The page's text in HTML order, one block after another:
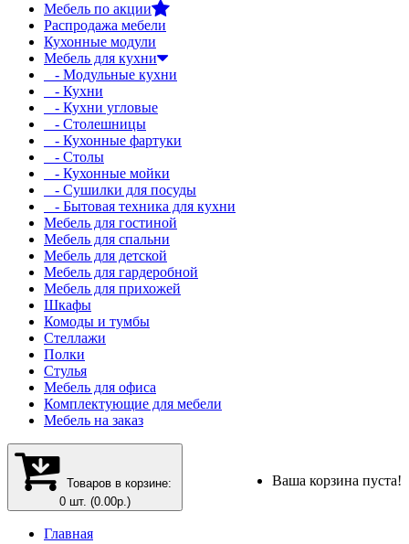
Мебель по акции
Распродажа мебели
Кухонные модули
Мебель для кухни
- Модульные кухни
- Кухни
- Кухни угловые
- Столешницы
- Кухонные фартуки
- Столы
- Кухонные мойки
- Сушилки для посуды
- Бытовая техника для кухни
Мебель для гостиной
Мебель для спальни
Мебель для детской
Мебель для гардеробной
Мебель для прихожей
Шкафы
Комоды и тумбы
Стеллажи
Полки
Стулья
Мебель для офиса
Комплектующие для мебели
Мебель на заказ
Товаров в корзине:
0 шт. (0.00р.)
Ваша корзина пуста!
Главная